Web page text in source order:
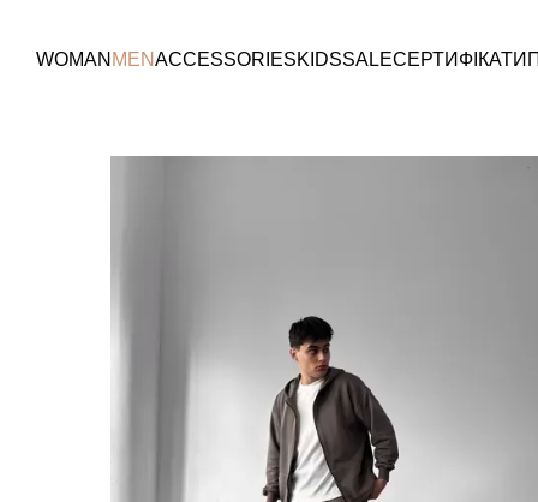
WOMAN MENACCESSORIESKIDSSALEСЕРТИФІКАТИ